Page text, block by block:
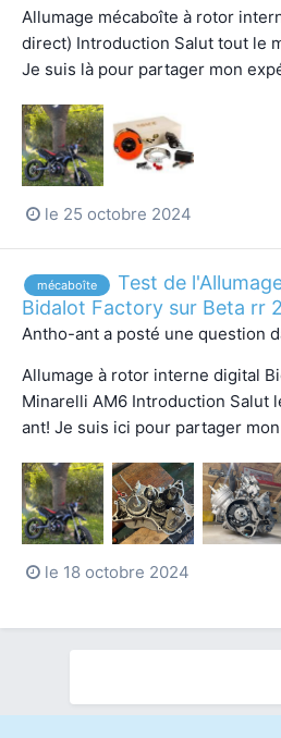
Allumage mécaboîte à rotor
direct) Introduction Salut tout le
Je suis là pour partager mon
le 25 octobre 2024
mécaboîte
Test de
Bidalot Factory sur Beta rr
Antho-ant a posté une question
Allumage à rotor interne digital
Minarelli AM6 Introduction Salut
ant! Je suis ici pour partager
le 18 octobre 2024